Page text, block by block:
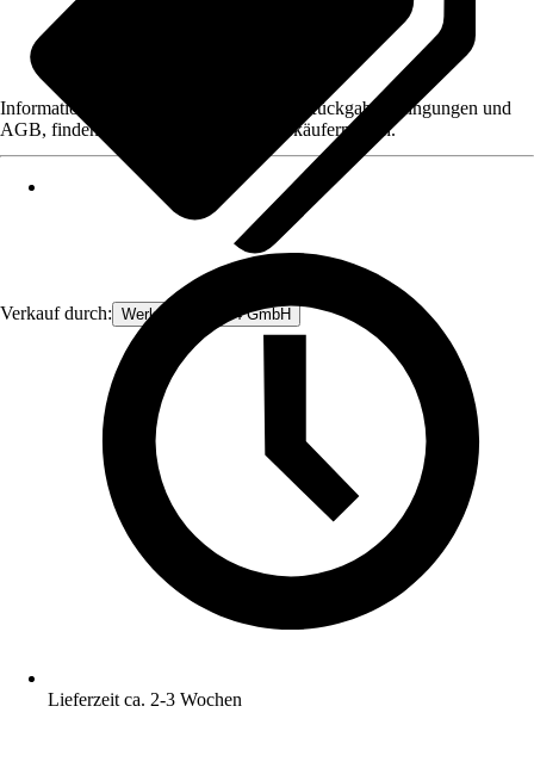
Verkauf durch: Werkzeugstore24 GmbH
Informationen des Verkäufers, wie z. B. Rückgabebedingungen und
AGB, finden Sie bei Klick auf den Verkäufernamen.
Lieferzeit ca. 2-3 Wochen